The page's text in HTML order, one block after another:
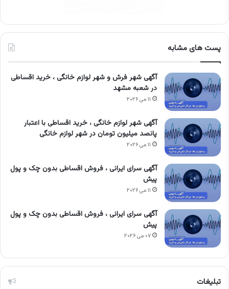
پست های مشابه
آگهی شهر فرش و شهر لوازم خانگی ، خرید اقساطی
در شعبه مشهد
۱۱ می ۲۰۲۶
آگهی شهر لوازم خانگی ، خرید اقساطی با اعتبار
پانصد میلیون تومان در شهر لوازم خانگی
۱۱ می ۲۰۲۶
آگهی سرای ایرانی ، فروش اقساطی بدون چک و پول
پیش
۱۱ می ۲۰۲۶
آگهی سرای ایرانی ، فروش اقساطی بدون چک و پول
پیش
۰۷ می ۲۰۲۶
تبلیغات